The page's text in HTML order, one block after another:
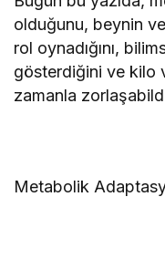
olduğunu, beynin
rol oynadığını,
gösterdiğini ve kilo
zamanla
Metabolik